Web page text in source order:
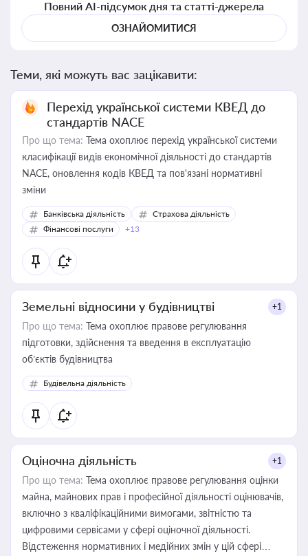
Повний AI-підсумок дня та статті-джерела
ОЗНАЙОМИТИСЯ
Теми, які можуть вас зацікавити:
Перехід української системи КВЕД до
стандартів NACE
Про що тема: Тема охоплює перехід української системи
класифікації видів економічної діяльності до стандартів
NACE, оновлення кодів КВЕД та пов'язані нормативні
зміни
Банківська діяльність
Страхова діяльність
Фінансові послуги
+13
Земельні відносини у будівництві +1
Про що тема: Тема охоплює правове регулювання
підготовки, здійснення та введення в експлуатацію
об’єктів будівництва
Будівельна діяльність
Оціночна діяльність +1
Про що тема: Тема охоплює правове регулювання оцінки
майна, майнових прав і професійної діяльності оцінювачів,
включно з кваліфікаційними вимогами, звітністю та
цифровими сервісами у сфері оціночної діяльності.
Відстеження нормативних і медійних змін у цій сфері